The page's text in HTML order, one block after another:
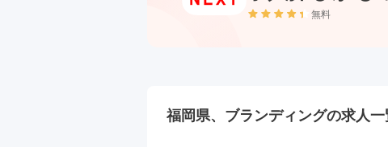
無料
福岡県、ブランディングの求人